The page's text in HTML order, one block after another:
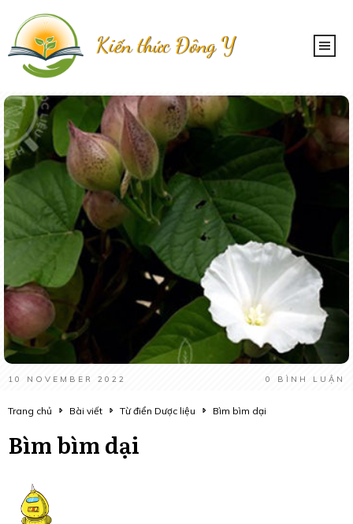
Kiến thức Đông Y
10 NOVEMBER 2022 0 BÌNH LUẬN
Trang chủ Bài viết Từ điển Dược liệu Bìm bìm dại
Bìm bìm dại